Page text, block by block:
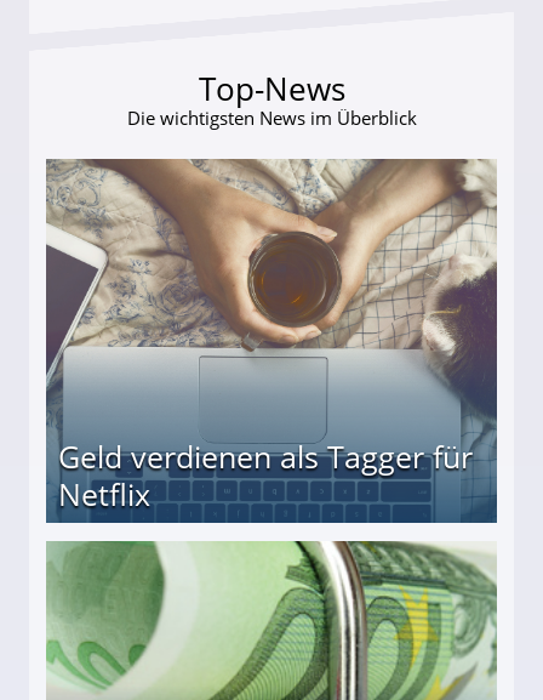
Top-News
Die wichtigsten News im Überblick
Geld verdienen als Tagger für
Netflix